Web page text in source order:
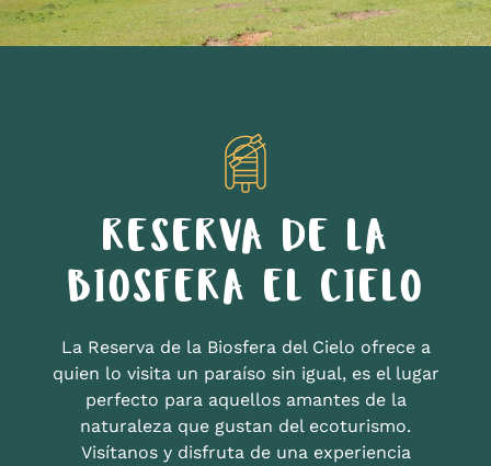
RESERVA DE LA
BIOSFERA EL CIELO
La Reserva de la Biosfera del Cielo ofrece a
quien lo visita un paraíso sin igual, es el lugar
perfecto para aquellos amantes de la
naturaleza que gustan del ecoturismo.
Visítanos y disfruta de una experiencia